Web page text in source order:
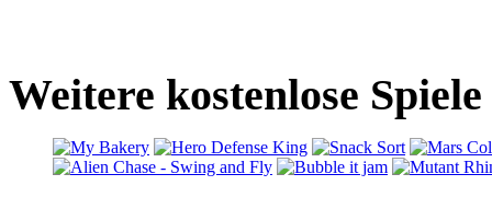
Weitere kostenlose